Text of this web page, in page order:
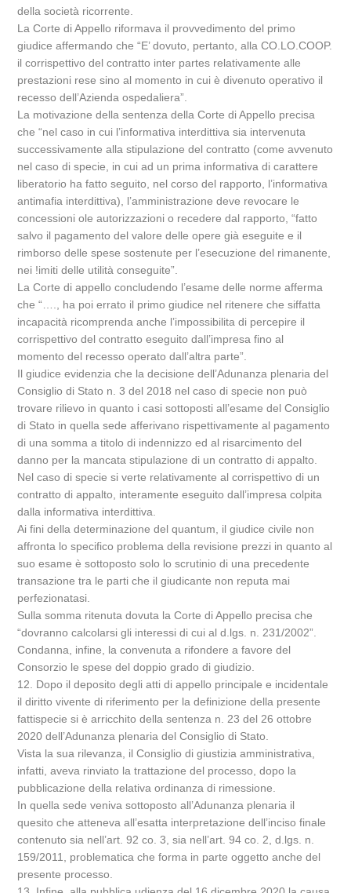
della società ricorrente.
La Corte di Appello riformava il provvedimento del primo
giudice affermando che “E’ dovuto, pertanto, alla CO.LO.COOP.
il corrispettivo del contratto inter partes relativamente alle
prestazioni rese sino al momento in cui è divenuto operativo il
recesso dell’Azienda ospedaliera”.
La motivazione della sentenza della Corte di Appello precisa
che “nel caso in cui l’informativa interdittiva sia intervenuta
successivamente alla stipulazione del contratto (come avvenuto
nel caso di specie, in cui ad un prima informativa di carattere
liberatorio ha fatto seguito, nel corso del rapporto, l’informativa
antimafia interdittiva), l’amministrazione deve revocare le
concessioni ole autorizzazioni o recedere dal rapporto, “fatto
salvo il pagamento del valore delle opere già eseguite e il
rimborso delle spese sostenute per l’esecuzione del rimanente,
nei !imiti delle utilità conseguite”.
La Corte di appello concludendo l’esame delle norme afferma
che “…., ha poi errato il primo giudice nel ritenere che siffatta
incapacità ricomprenda anche l’impossibilita di percepire il
corrispettivo del contratto eseguito dall’impresa fino al
momento del recesso operato dall’altra parte”.
Il giudice evidenzia che la decisione dell’Adunanza plenaria del
Consiglio di Stato n. 3 del 2018 nel caso di specie non può
trovare rilievo in quanto i casi sottoposti all’esame del Consiglio
di Stato in quella sede afferivano rispettivamente al pagamento
di una somma a titolo di indennizzo ed al risarcimento del
danno per la mancata stipulazione di un contratto di appalto.
Nel caso di specie si verte relativamente al corrispettivo di un
contratto di appalto, interamente eseguito dall’impresa colpita
dalla informativa interdittiva.
Ai fini della determinazione del quantum, il giudice civile non
affronta lo specifico problema della revisione prezzi in quanto al
suo esame è sottoposto solo lo scrutinio di una precedente
transazione tra le parti che il giudicante non reputa mai
perfezionatasi.
Sulla somma ritenuta dovuta la Corte di Appello precisa che
“dovranno calcolarsi gli interessi di cui al d.lgs. n. 231/2002”.
Condanna, infine, la convenuta a rifondere a favore del
Consorzio le spese del doppio grado di giudizio.
12. Dopo il deposito degli atti di appello principale e incidentale
il diritto vivente di riferimento per la definizione della presente
fattispecie si è arricchito della sentenza n. 23 del 26 ottobre
2020 dell’Adunanza plenaria del Consiglio di Stato.
Vista la sua rilevanza, il Consiglio di giustizia amministrativa,
infatti, aveva rinviato la trattazione del processo, dopo la
pubblicazione della relativa ordinanza di rimessione.
In quella sede veniva sottoposto all’Adunanza plenaria il
quesito che atteneva all’esatta interpretazione dell’inciso finale
contenuto sia nell’art. 92 co. 3, sia nell’art. 94 co. 2, d.lgs. n.
159/2011, problematica che forma in parte oggetto anche del
presente processo.